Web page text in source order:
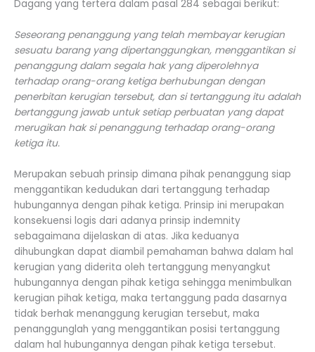
Dagang yang tertera dalam pasal 284 sebagai berikut:
Seseorang penanggung yang telah membayar kerugian
sesuatu barang yang dipertanggungkan, menggantikan si
penanggung dalam segala hak yang diperolehnya
terhadap orang-orang ketiga berhubungan dengan
penerbitan kerugian tersebut, dan si tertanggung itu adalah
bertanggung jawab untuk setiap perbuatan yang dapat
merugikan hak si penanggung terhadap orang-orang
ketiga itu.
Merupakan sebuah prinsip dimana pihak penanggung siap
menggantikan kedudukan dari tertanggung terhadap
hubungannya dengan pihak ketiga. Prinsip ini merupakan
konsekuensi logis dari adanya prinsip indemnity
sebagaimana dijelaskan di atas. Jika keduanya
dihubungkan dapat diambil pemahaman bahwa dalam hal
kerugian yang diderita oleh tertanggung menyangkut
hubungannya dengan pihak ketiga sehingga menimbulkan
kerugian pihak ketiga, maka tertanggung pada dasarnya
tidak berhak menanggung kerugian tersebut, maka
penanggunglah yang menggantikan posisi tertanggung
dalam hal hubungannya dengan pihak ketiga tersebut.